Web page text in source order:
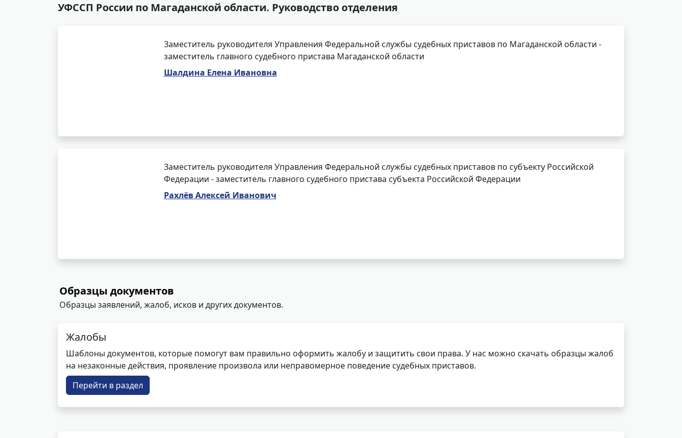
УФССП России по Магаданской области. Руководство отделения
Заместитель руководителя Управления Федеральной службы судебных приставов по Магаданской области -
заместитель главного судебного пристава Магаданской области
Шалдина Елена Ивановна
Заместитель руководителя Управления Федеральной службы судебных приставов по субъекту Российской
Федерации - заместитель главного судебного пристава субъекта Российской Федерации
Рахлёв Алексей Иванович
Образцы документов
Образцы заявлений, жалоб, исков и других документов.
Жалобы
Шаблоны документов, которые помогут вам правильно оформить жалобу и защитить свои права. У нас можно скачать образцы жалоб
на незаконные действия, проявление произвола или неправомерное поведение судебных приставов.
Перейти в раздел